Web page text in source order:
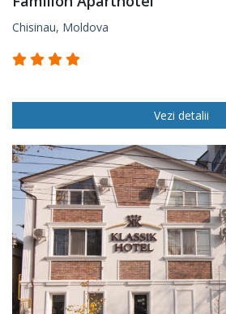
Chisinau, Moldova
Vezi detalii